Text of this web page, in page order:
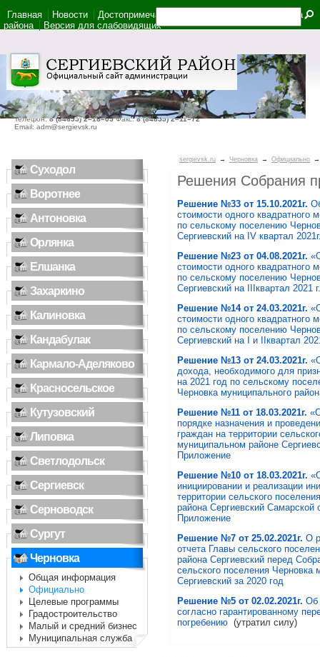
446540, Самарская область, село Сергиевск, ул. Ленина, дом 22
Телефон:8 (84655) 2–18–05Факс:8 (84655) 2–11–72
Email: adm@sergievsk.ru
Главная Новости Достопримечательности
Карта
района
Версия для слабовидящих
Суходол
Воротнее
Антоновка
Орлянка
Елшанка
Захаркино
Калиновка
Кандабулак
Кармало-Аделяково
Красносельское
Кутузовский
Липовка
Светлодольск
Сергиевск
Серноводск
Сургут
Черновка
Общая информация
Официально
Целевые программы
Градостроительство
Малый и средний бизнес
Муниципальная служба
sergievsk.ru → Черновка → Официально
Решения Собрания
Решение №33 от 15.10.2021г.
стоимости одного
по сельскому поселению
Сергиевский на IV квартал
Решение №23 от 04.08.2021г.
стоимости одного
по сельскому поселению
Сергиевский на IIIквартал 2021
Решение №14 от 24.03.2021г.
стоимости одного
по сельскому поселению
Сергиевский на I и IIквартал
Решение №13 от 24.03.2021г.
дохода, необходимого для
на 2021 год по сельскому
Черновка муниципального
Решение №11 от 18.03.2021г.
порядке назначения и
граждан на территории
муниципальном районе
Приложение
Решение №10 от 18.03.2021г.
инициировании и реализации
территории сельского
района Сергиевский Самарской
Приложение
Решение №7 от 25.02.2021г. О
отчета Главы сельского
района Сергиевский перед
сельского поселения Черновка
Сергиевский за 2020 год
Решение №5 от 02.02.2021г. Об
согласно гарантированному
погребению (утратил силу)